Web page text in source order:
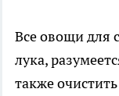
Все овощи для
лука,
также